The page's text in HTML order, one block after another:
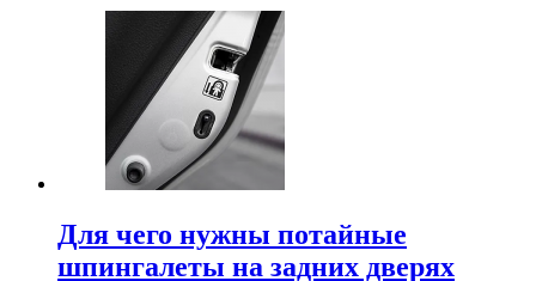
Для чего нужны потайные
шпингалеты на задних дверях